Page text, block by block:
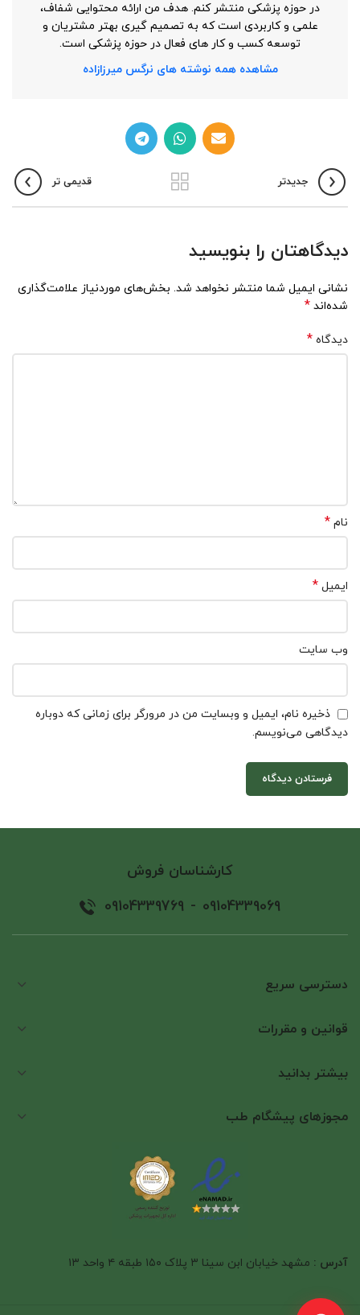
در حوزه پزشکی منتشر کنم. هدف من ارائه محتوایی شفاف،
علمی و کاربردی است که به تصمیم گیری بهتر مشتریان و
توسعه کسب و کار های فعال در حوزه پزشکی است.
مشاهده همه نوشته های نرگس میرزازاده
جدیدتر قدیمی تر
دیدگاهتان را بنویسید
نشانی ایمیل شما منتشر نخواهد شد. بخش‌های موردنیاز علامت‌گذاری
شده‌اند *
دیدگاه *
نام *
ایمیل *
وب‌ سایت
ذخیره نام، ایمیل و وبسایت من در مرورگر برای زمانی که دوباره
دیدگاهی می‌نویسم.
کارشناسان فروش
09104339069
-
09104339769
دسترسی سریع
قوانین و مقررات
بیشتر بدانید
مجوزهای پیشگام طب
آدرس : مشهد خیابان ابن سینا ۳ پلاک ۱۵۰ طبقه ۴ واحد ۱۳